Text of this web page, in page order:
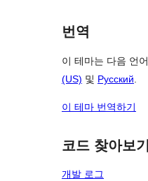
번역
이 테마는 다음 언
(US) 및 Русский
이 테마 번역하기
코드 찾아보기
개발 로그